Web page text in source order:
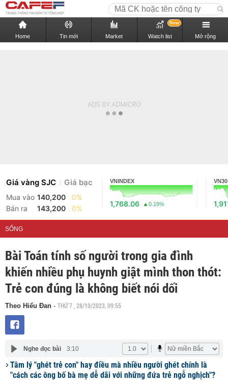
Home Tin mới Market Watch list
New
Mở rộng
Giá vàng SJC Giá bạc
Mua vào 140,200
0%
Bán ra
143,200 0%
VNINDEX
1,768.06 0.19%
VN30
SỐNG
Bài Toán tính số người trong gia đình
khiến nhiều phụ huynh giật mình thon thót:
Trẻ con đúng là không biết nói dối
Theo Hiểu Đan - THỨ 7 , 28/10/2023, 09:55
Nghe đọc bài 3:10
Tâm lý "ghét trẻ con" hay điều mà nhiều người ghét chính là
"cách các ông bố bà mẹ dễ dãi với những đứa trẻ ngỗ nghịch"?